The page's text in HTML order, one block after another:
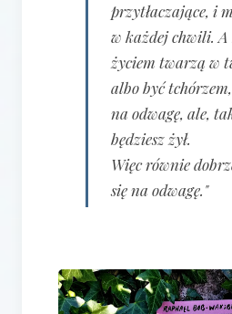
przytłaczające, i
w każdej chwili. A
życiem twarzą w
albo być
na odwagę, ale,
będziesz żył.
Więc równie
się na odwagę."